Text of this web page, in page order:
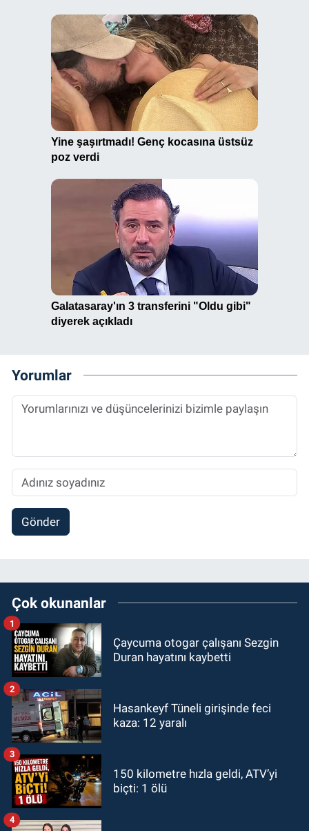
Yorumlar
Gönder
Çok okunanlar
Çaycuma otogar çalışanı Sezgin
Duran hayatını kaybetti
1
Hasankeyf Tüneli girişinde feci
kaza: 12 yaralı
2
150 kilometre hızla geldi, ATV’yi
biçti: 1 ölü
3
4